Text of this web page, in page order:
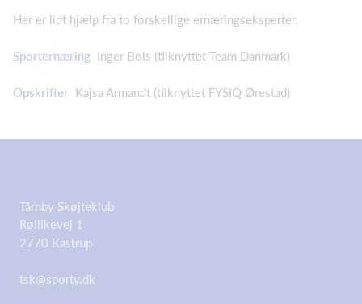
Her er lidt hjælp fra to forskellige ernæringseksperter.
Sporternæring Inger Bols (tilknyttet Team Danmark)
Opskrifter Kajsa Armandt (tilknyttet FYSIQ Ørestad)
Tårnby Skøjteklub
Røllikevej 1
2770 Kastrup
tsk@sporty.dk